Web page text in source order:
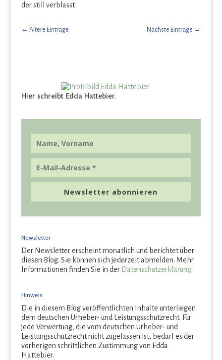
der still verblasst
← Ältere Einträge Nächste Einträge →
Hier schreibt Edda Hattebier.
Newsletter abonnieren
Newsletter
Der Newsletter erscheint monatlich und berichtet über
diesen Blog. Sie können sich jederzeit abmelden. Mehr
Informationen finden Sie in der Datenschutzerklärung.
Hinweis
Die in diesem Blog veröffentlichten Inhalte unterliegen
dem deutschen Urheber- und Leistungsschutzrecht. Für
jede Verwertung, die vom deutschen Urheber- und
Leistungsschutzrecht nicht zugelassen ist, bedarf es der
vorherigen schriftlichen Zustimmung von Edda
Hattebier.